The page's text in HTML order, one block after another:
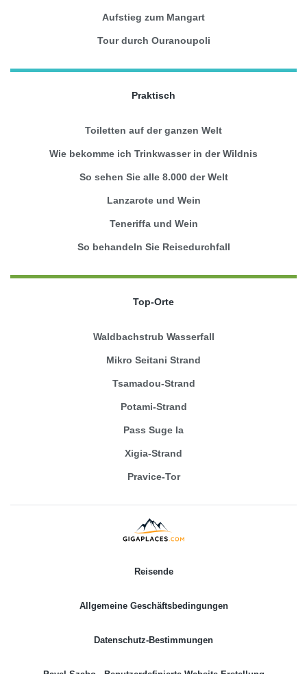
Aufstieg zum Mangart
Tour durch Ouranoupoli
Praktisch
Toiletten auf der ganzen Welt
Wie bekomme ich Trinkwasser in der Wildnis
So sehen Sie alle 8.000 der Welt
Lanzarote und Wein
Teneriffa und Wein
So behandeln Sie Reisedurchfall
Top-Orte
Waldbachstrub Wasserfall
Mikro Seitani Strand
Tsamadou-Strand
Potami-Strand
Pass Suge la
Xigia-Strand
Pravice-Tor
Reisende
Allgemeine Geschäftsbedingungen
Datenschutz-Bestimmungen